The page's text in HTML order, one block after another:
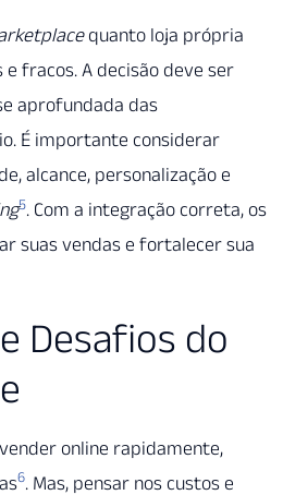
quanto loja própria
fracos. A decisão deve ser
aprofundada das
É importante considerar
alcance, personalização e
5. Com a integração correta, os
suas vendas e fortalecer sua
Desafios do
online rapidamente,
6. Mas, pensar nos custos e